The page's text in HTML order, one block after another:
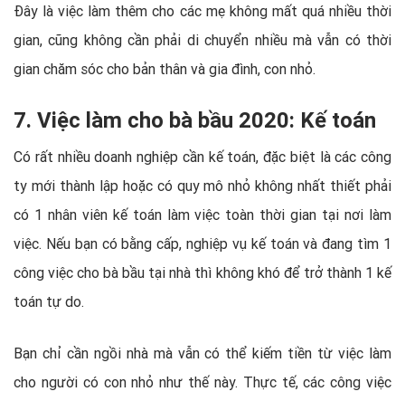
Đây là việc làm thêm cho các mẹ không mất quá nhiều thời
gian, cũng không cần phải di chuyển nhiều mà vẫn có thời
gian chăm sóc cho bản thân và gia đình, con nhỏ.
7. Việc làm cho bà bầu 2020: Kế toán
Có rất nhiều doanh nghiệp cần kế toán, đặc biệt là các công
ty mới thành lập hoặc có quy mô nhỏ không nhất thiết phải
có 1 nhân viên kế toán làm việc toàn thời gian tại nơi làm
việc. Nếu bạn có bằng cấp, nghiệp vụ kế toán và đang tìm 1
công việc cho bà bầu tại nhà thì không khó để trở thành 1 kế
toán tự do.
Bạn chỉ cần ngồi nhà mà vẫn có thể kiếm tiền từ việc làm
cho người có con nhỏ như thế này. Thực tế, các công việc